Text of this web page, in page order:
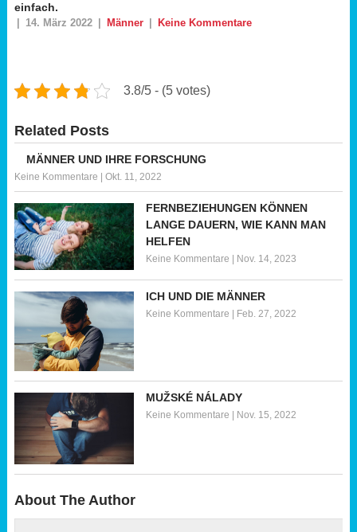
einfach.
14. März 2022 Männer Keine Kommentare
3.8/5 - (5 votes)
Related Posts
MÄNNER UND IHRE FORSCHUNG
Keine Kommentare Okt. 11, 2022
FERNBEZIEHUNGEN KÖNNEN
LANGE DAUERN, WIE KANN MAN
HELFEN
Keine Kommentare Nov. 14, 2023
ICH UND DIE MÄNNER
Keine Kommentare Feb. 27, 2022
MUŽSKÉ NÁLADY
Keine Kommentare Nov. 15, 2022
About The Author